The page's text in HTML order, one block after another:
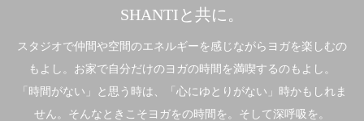
SHANTIと共に。
スタジオで仲間や空間のエネルギーを感じながらヨガを楽しむの
もよし。お家で自分だけのヨガの時間を満喫するのもよし。
「時間がない」と思う時は、「心にゆとりがない」時かもしれま
せん。そんなときこそヨガをの時間を。そして深呼吸を。